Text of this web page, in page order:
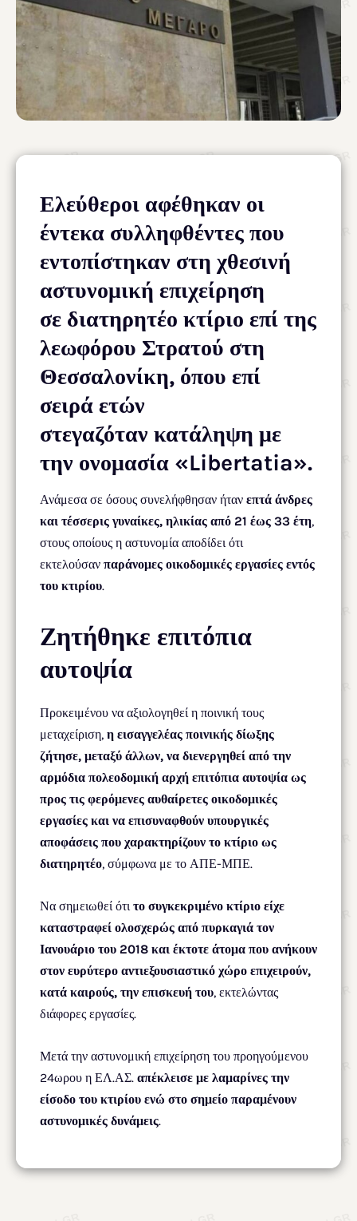
Ελεύθεροι αφέθηκαν οι
έντεκα συλληφθέντες που
εντοπίστηκαν στη χθεσινή
αστυνομική επιχείρηση
σε διατηρητέο κτίριο επί της
λεωφόρου Στρατού στη
Θεσσαλονίκη, όπου επί
σειρά ετών
στεγαζόταν κατάληψη με
την ονομασία «Libertatia».
Ανάμεσα σε όσους συνελήφθησαν ήταν επτά άνδρες
και τέσσερις γυναίκες, ηλικίας από 21 έως 33 έτη,
στους οποίους η αστυνομία αποδίδει ότι
εκτελούσαν παράνομες οικοδομικές εργασίες εντός
του κτιρίου.
Ζητήθηκε επιτόπια
αυτοψία
Προκειμένου να αξιολογηθεί η ποινική τους
μεταχείριση, η εισαγγελέας ποινικής δίωξης
ζήτησε, μεταξύ άλλων, να διενεργηθεί από την
αρμόδια πολεοδομική αρχή επιτόπια αυτοψία ως
προς τις φερόμενες αυθαίρετες οικοδομικές
εργασίες και να επισυναφθούν υπουργικές
αποφάσεις που χαρακτηρίζουν το κτίριο ως
διατηρητέο, σύμφωνα με το ΑΠΕ-ΜΠΕ.
Να σημειωθεί ότιτο συγκεκριμένο κτίριο είχε
καταστραφεί ολοσχερώς από πυρκαγιά τον
Ιανουάριο του 2018 και έκτοτε άτομα που ανήκουν
στον ευρύτερο αντιεξουσιαστικό χώρο επιχειρούν,
κατά καιρούς, την επισκευή του, εκτελώντας
διάφορες εργασίες.
Μετά την αστυνομική επιχείρηση του προηγούμενου
24ωρου η ΕΛ.ΑΣ. απέκλεισε με λαμαρίνες την
είσοδο του κτιρίου ενώ στο σημείο παραμένουν
αστυνομικές δυνάμεις.